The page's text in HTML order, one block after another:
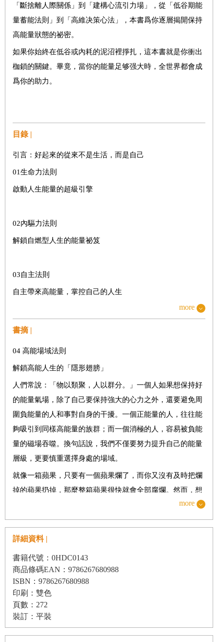
「斷捨離人際關係」到「建構心流引力場」，從「低谷期能
量蓄能法則」到「高維决策心法」，本書爲你逐層揭開保持
高能量狀態的祕密。
如果你始終在低谷或內耗的泥沼裡掙扎，這本書就是你衝出
枷鎖的關鍵。畢竟，當你的能量足够强大時，全世界都會成
爲你的助力。
目錄 |
引言：好起來的從來不是生活，而是自己
01生命力法則
啟動人生能量的超級引擎
02內驅力法則
解鎖自燃型人生的能量祕笈
03自主法則
自主帶來高能量，掌控自己的人生
04高能場域法則
如何點燃持續行動的驅動力
06熱愛法則
解鎖高能量的「寶藏地圖」
07挑戰自我法則
09持續小贏法則
從1%的積累走向成功
10瞬間轉念法則
more
書摘 |
04 高能場域法則
解鎖高能人生的「隱形翅膀」
人們常說：「物以類聚，人以群分。」一個人如果想保持好
的能量氣場，除了自己要保持強大的心力之外，還要避免周
圍負能量的人和事對自身的干擾。一個正能量的人，往往能
夠吸引到同樣高能量的族群；而一個消極的人，容易被負能
量的磁場吞噬。換句話說，我們不僅要努力提升自己的能量
層級，更要慎重選擇身處的場域。
就像一箱蘋果，只要有一個蘋果爛了，而你又沒有及時把爛
掉的蘋果扔掉，那麼整箱蘋果很快就會全部腐爛。然而，想
要遠離身邊負能量的人和事，並不像扔掉爛蘋果那麼簡單。
我們要主動進行「斷捨離」，遠離那些消耗能量的場域，積
極進入充滿正能量的圈子。在團隊中彼此支持，相互滋養，
高能場域是人生的「隱形翅膀」，它決定我們的眼界、行動
力、成長速度，以及最終的成就。當我們主動選擇和營造高
能場域時，就彷彿站在陽光下，每一步都充滿力量，每一個
夢想都觸手可及。
一、如何打造高能場域
more
詳細資料 |
書籍代號：0HDC0143
商品條碼EAN：9786267680988
ISBN：9786267680988
印刷：雙色
頁數：272
裝訂：平裝